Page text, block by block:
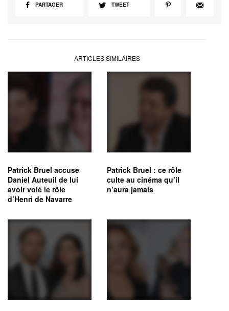
PARTAGER TWEET
ARTICLES SIMILAIRES
Patrick Bruel accuse
Daniel Auteuil de lui
avoir volé le rôle
d’Henri de Navarre
Patrick Bruel : ce rôle
culte au cinéma qu’il
n’aura jamais